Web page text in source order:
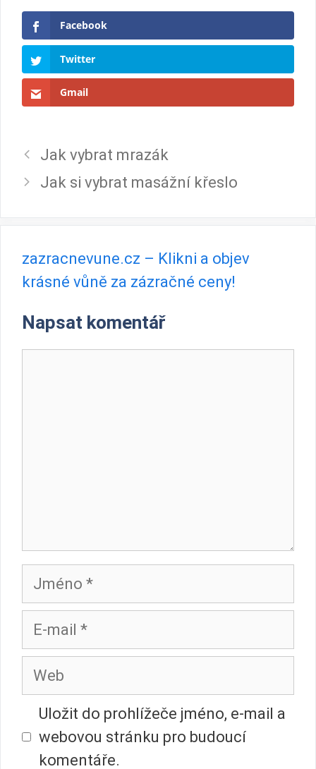
Facebook
Twitter
Gmail
Jak vybrat mrazák
Jak si vybrat masážní křeslo
zazracnevune.cz – Klikni a objev
krásné vůně za zázračné ceny!
Napsat komentář
Jméno
E-
mail
Web
Uložit do prohlížeče jméno, e-mail a
webovou stránku pro budoucí
komentáře.